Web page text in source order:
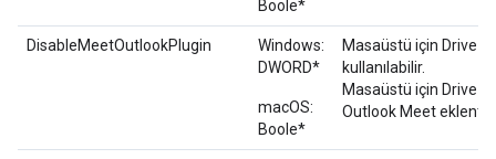
Boole*
DisableMeetOutlookPlugin
Windows:
DWORD*
macOS:
Boole*
Masaüstü için Drive
kullanılabilir.
Masaüstü için Drive
Outlook Meet